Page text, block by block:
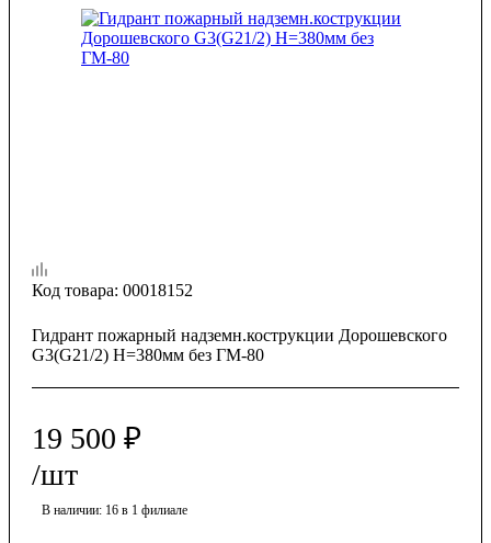
Код товара: 00018152
Гидрант пожарный надземн.кострукции Дорошевского
G3(G21/2) Н=380мм без ГМ-80
19 500 ₽
/шт
В наличии: 16 в 1 филиале